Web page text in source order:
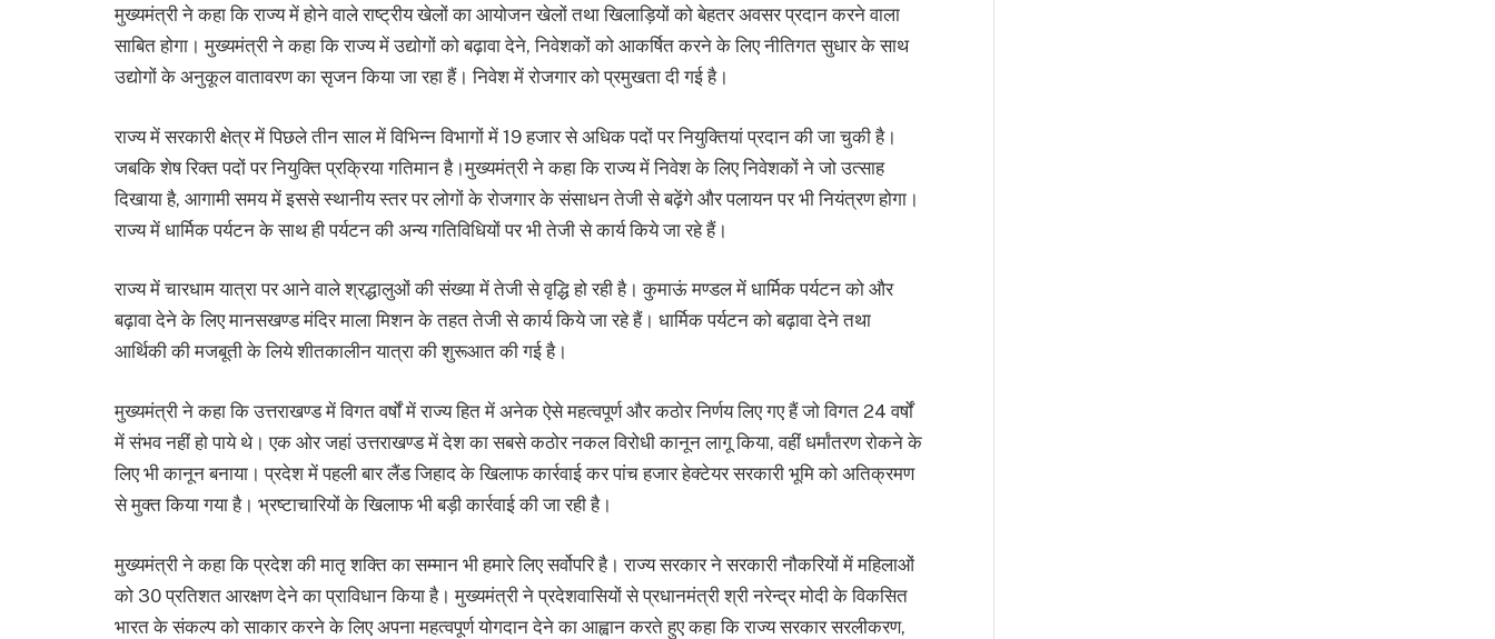
मुख्यमंत्री ने कहा कि राज्य में होने वाले राष्ट्रीय खेलों का आयोजन खेलों तथा खिलाड़ियों को बेहतर अवसर प्रदान करने वाला
साबित होगा। मुख्यमंत्री ने कहा कि राज्य में उद्योगों को बढ़ावा देने, निवेशकों को आकर्षित करने के लिए नीतिगत सुधार के साथ
उद्योगों के अनुकूल वातावरण का सृजन किया जा रहा हैं। निवेश में रोजगार को प्रमुखता दी गई है।
राज्य में सरकारी क्षेत्र में पिछले तीन साल में विभिन्न विभागों में 19 हजार से अधिक पदों पर नियुक्तियां प्रदान की जा चुकी है।
जबकि शेष रिक्त पदों पर नियुक्ति प्रक्रिया गतिमान है।मुख्यमंत्री ने कहा कि राज्य में निवेश के लिए निवेशकों ने जो उत्साह
दिखाया है, आगामी समय में इससे स्थानीय स्तर पर लोगों के रोजगार के संसाधन तेजी से बढ़ेंगे और पलायन पर भी नियंत्रण होगा।
राज्य में धार्मिक पर्यटन के साथ ही पर्यटन की अन्य गतिविधियों पर भी तेजी से कार्य किये जा रहे हैं।
राज्य में चारधाम यात्रा पर आने वाले श्रद्धालुओं की संख्या में तेजी से वृद्धि हो रही है। कुमाऊं मण्डल में धार्मिक पर्यटन को और
बढ़ावा देने के लिए मानसखण्ड मंदिर माला मिशन के तहत तेजी से कार्य किये जा रहे हैं। धार्मिक पर्यटन को बढ़ावा देने तथा
आर्थिकी की मजबूती के लिये शीतकालीन यात्रा की शुरूआत की गई है।
मुख्यमंत्री ने कहा कि उत्तराखण्ड में विगत वर्षों में राज्य हित में अनेक ऐसे महत्वपूर्ण और कठोर निर्णय लिए गए हैं जो विगत 24 वर्षों
में संभव नहीं हो पाये थे। एक ओर जहां उत्तराखण्ड में देश का सबसे कठोर नकल विरोधी कानून लागू किया, वहीं धर्मांतरण रोकने के
लिए भी कानून बनाया। प्रदेश में पहली बार लैंड जिहाद के खिलाफ कार्रवाई कर पांच हजार हेक्टेयर सरकारी भूमि को अतिक्रमण
से मुक्त किया गया है। भ्रष्टाचारियों के खिलाफ भी बड़ी कार्रवाई की जा रही है।
मुख्यमंत्री ने कहा कि प्रदेश की मातृ शक्ति का सम्मान भी हमारे लिए सर्वोपरि है। राज्य सरकार ने सरकारी नौकरियों में महिलाओं
को 30 प्रतिशत आरक्षण देने का प्राविधान किया है। मुख्यमंत्री ने प्रदेशवासियों से प्रधानमंत्री श्री नरेन्द्र मोदी के विकसित
भारत के संकल्प को साकार करने के लिए अपना महत्वपूर्ण योगदान देने का आह्वान करते हुए कहा कि राज्य सरकार सरलीकरण,